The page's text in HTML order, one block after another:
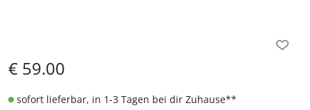
€ 59.00
sofort lieferbar, in 1-3 Tagen bei dir Zuhause**